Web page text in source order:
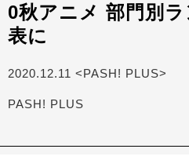
0秋アニメ 部門別
表に
2020.12.11 <PASH! PLUS>
PASH! PLUS